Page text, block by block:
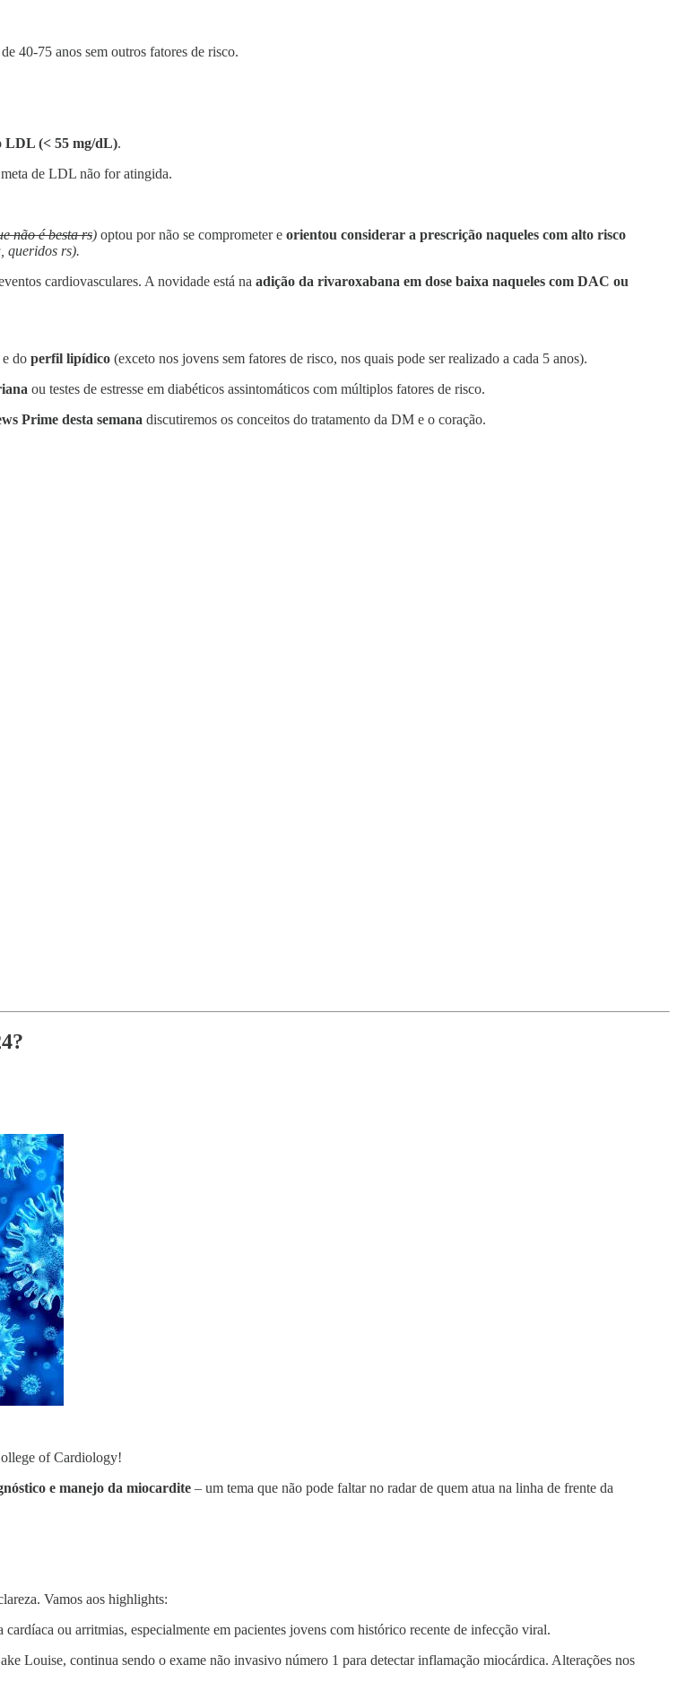
40-75 anos sem outros fatores de risco.
LDL (< 55 mg/dL).
de LDL não for atingida​.
não é besta rs) optou por não se comprometer e orientou considerar a prescrição naqueles com alto risco
queridos rs).
cardiovasculares. A novidade está na adição da rivaroxabana em dose baixa naqueles com DAC ou
do perfil lipídico (exceto nos jovens sem fatores de risco, nos quais pode ser realizado a cada 5 anos).
ou testes de estresse em diabéticos assintomáticos com múltiplos fatores de risco​.
Prime desta semana discutiremos os conceitos do tratamento da DM e o coração.
of Cardiology!
e manejo da miocardite – um tema que não pode faltar no radar de quem atua na linha de frente da
Vamos aos highlights:
ou arritmias, especialmente em pacientes jovens com histórico recente de infecção viral.
Louise, continua sendo o exame não invasivo número 1 para detectar inflamação miocárdica. Alterações nos